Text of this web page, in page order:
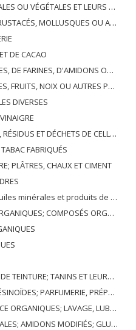
GRAISSES ANIMALES PRÉPARÉES; CIRES ANIMALES OU VÉGÉTALES
INVERTÉBRÉS AQUATIQUES; PRÉPARATIONS DE CELLES-CI
DE CACAO
OU DE LAIT; PRODUITS DE PATISSERIE
NOIX OU AUTRES PARTIES DE PLANTES
DIVERSES
DE CELLES-CI; FOURRAGE ANIMAL PRÉPARÉ
FABRIQUÉS
PLÂTRES, CHAUX ET CIMENT
SUBSTANCES BITUMINEUSES; CIRES MINÉRALES
PRÉCIEUX; DE MÉTAUX DES TERRES RARES, D'ÉLÉMENTS RADIOACTIFS ET D'ISOTOPES
AUTRES MATIERES COLORANTES; PEINTURES, VERNIS; MASTIC, AUTRES MASTIQUES; ENCRES
PRÉPARATIONS COSMÉTIQUES OU DE TOILETTE
OU PRÉPARÉES, BOUGIES ET ARTICLES SIMILAIRES, PÂTES À MODÉLISER, CIRES DENTAIRES ET PRÉPARATIONS DENTAIRES À BASE DE PLÂTRE
MODIFIÉS; GLUES; ENZYMES